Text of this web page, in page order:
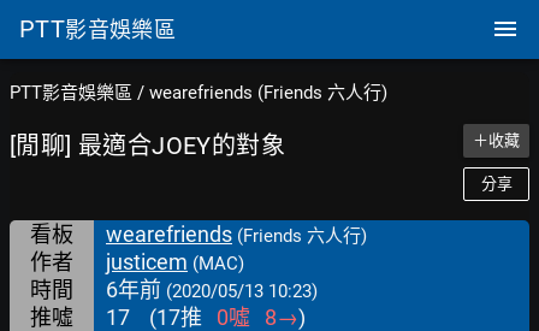
PTT影音娛樂區
PTT影音娛樂區 / wearefriends (Friends 六人行)
[閒聊] 最適合JOEY的對象 ＋收藏
分享
看板 wearefriends (Friends 六人行)
作者 justicem (MAC)
時間 6年前 (2020/05/13 10:23)
推噓 17 (17推 0噓 8→)